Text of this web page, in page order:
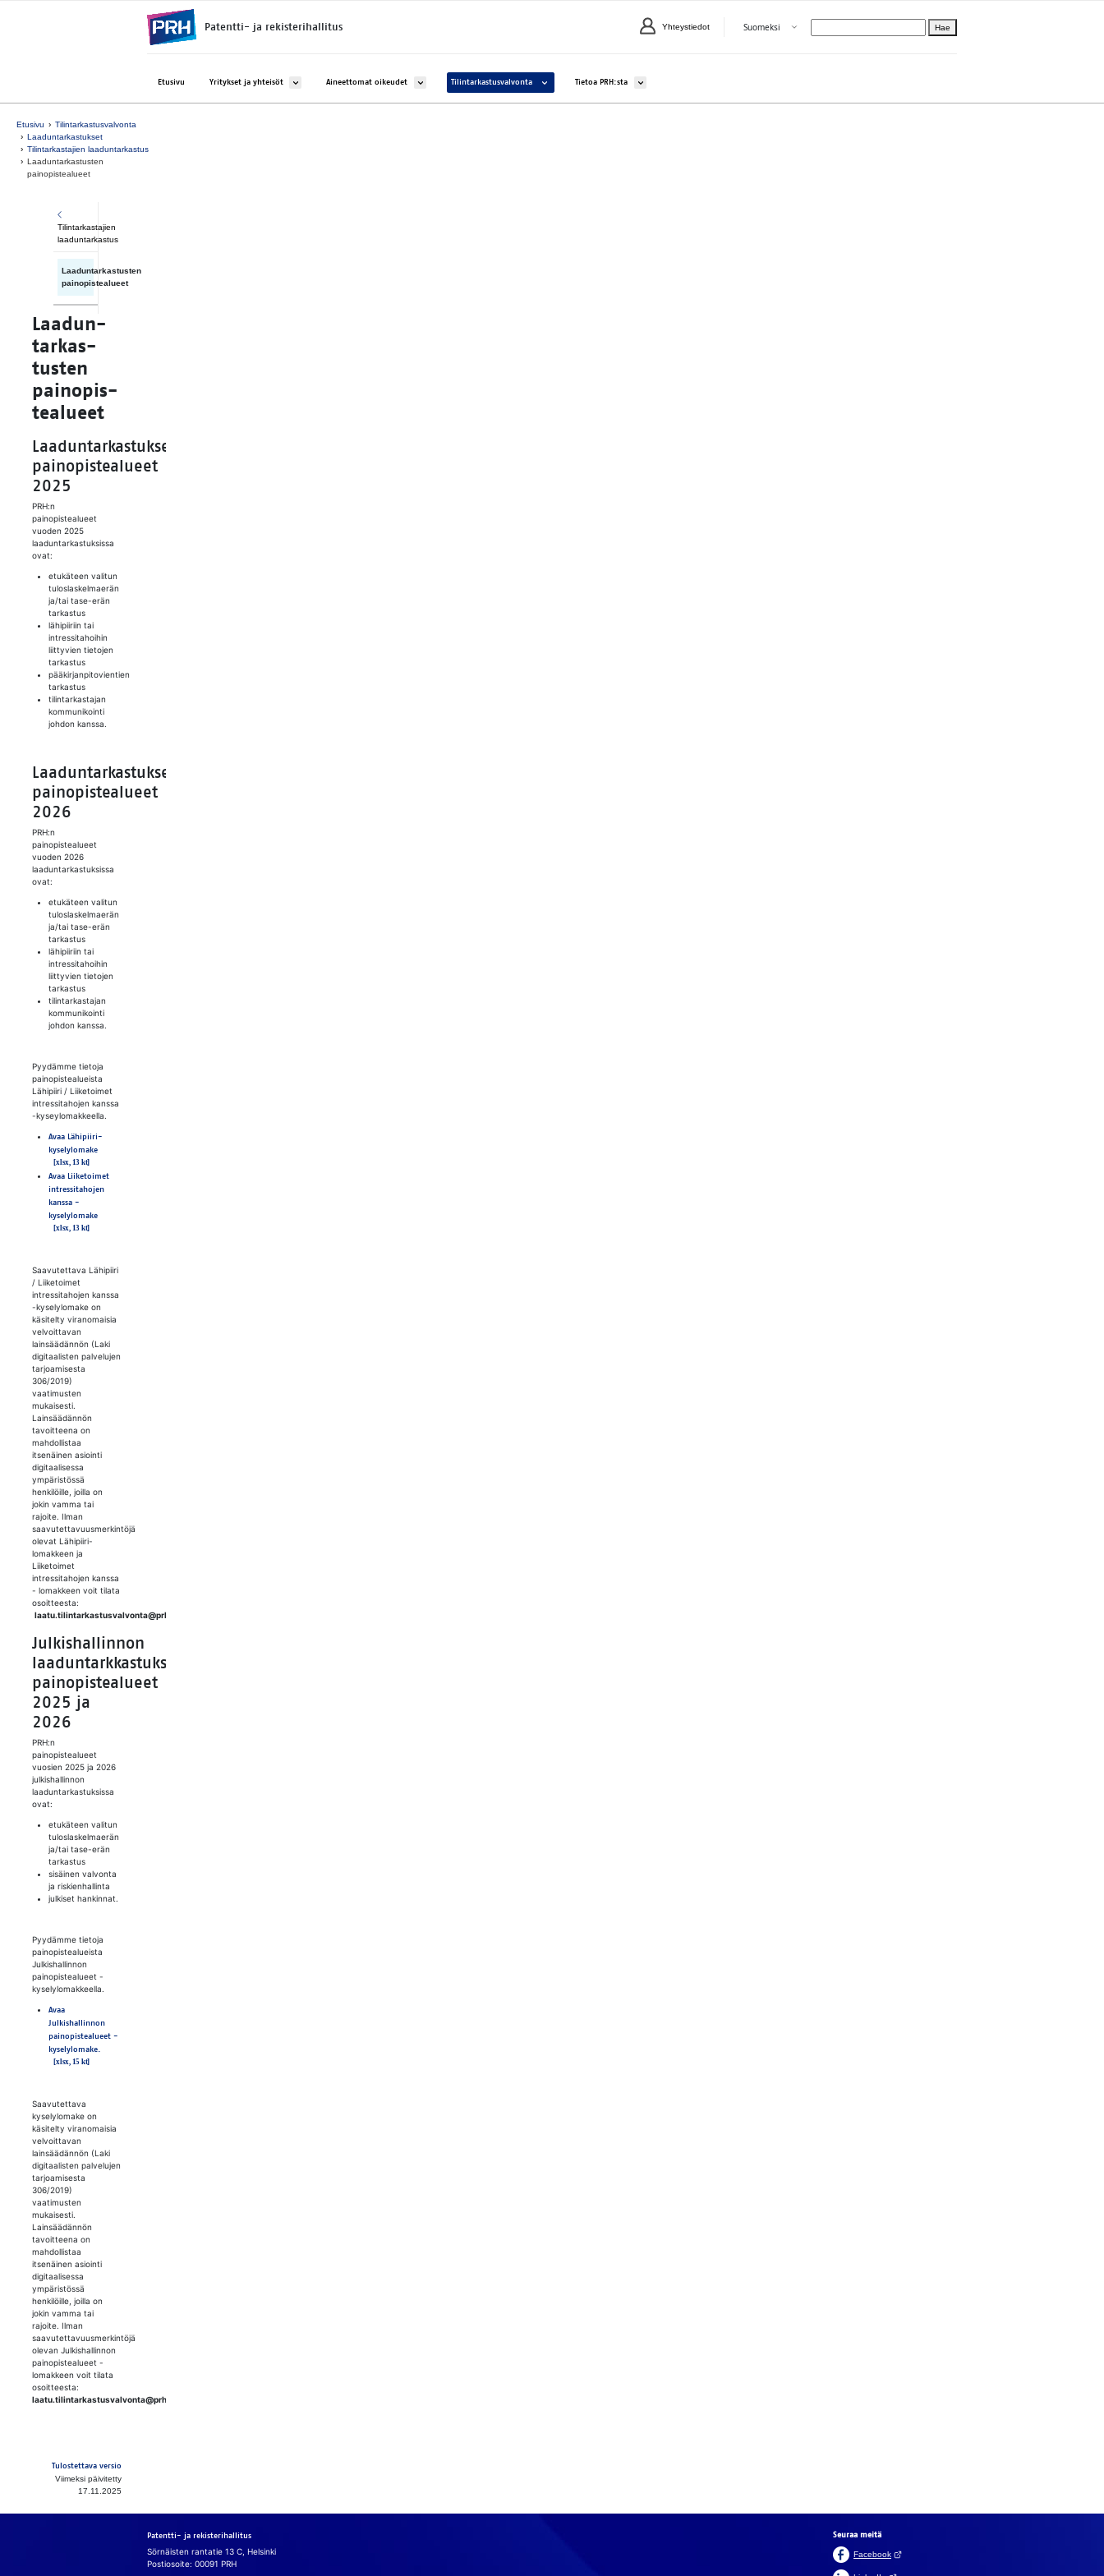
Patentti- ja rekisterihallitus Yhteystiedot Valitse kieli
Suomeksi Avaa valikko Hae
Etusivu Yritykset ja yhteisöt Avaa alavalikko kohteelle Yritykset ja yhteisöt
Aineettomat oikeudet Avaa alavalikko kohteelle Aineettomat oikeudet
Tilintarkastusvalvonta Avaa alavalikko kohteelle Tilintarkastusvalvonta
Tietoa PRH:sta Avaa alavalikko kohteelle Tietoa PRH:sta
Etusivu
Tilintarkastusvalvonta
Laaduntarkastukset
Tilintarkastajien laaduntarkastus
Laaduntarkastusten
painopistealueet
Laa­dun­
tar­kas­
tus­ten
pain­opis­
tea­lu­eet
Laaduntarkastuksen
painopistealueet
2025
PRH:n
painopistealueet
vuoden 2025
laaduntarkastuksissa
ovat:
etukäteen valitun
tuloslaskelmaerän
ja/tai tase-erän
tarkastus
lähipiiriin tai
intressitahoihin
liittyvien tietojen
tarkastus
pääkirjanpitovientien
tarkastus
tilintarkastajan
kommunikointi
johdon kanssa.
Laaduntarkastuksen
painopistealueet
2026
PRH:n
painopistealueet
vuoden 2026
laaduntarkastuksissa
ovat:
etukäteen valitun
tuloslaskelmaerän
ja/tai tase-erän
tarkastus
lähipiiriin tai
intressitahoihin
liittyvien tietojen
tarkastus
tilintarkastajan
kommunikointi
johdon kanssa.
Pyydämme tietoja
painopistealueista
Lähipiiri / Liiketoimet
intressitahojen kanssa
-kyseylomakkeella.
Avaa Lähipiiri-
kyselylomake
Avaa Liiketoimet
intressitahojen
kanssa -
kyselylomake
Saavutettava Lähipiiri
/ Liiketoimet
intressitahojen kanssa
-kyselylomake on
käsitelty viranomaisia
velvoittavan
lainsäädännön (Laki
digitaalisten palvelujen
tarjoamisesta
306/2019)
vaatimusten
mukaisesti.
Lainsäädännön
tavoitteena on
mahdollistaa
itsenäinen asiointi
digitaalisessa
ympäristössä
henkilöille, joilla on
jokin vamma tai
rajoite. Ilman
saavutettavuusmerkintöjä
olevat Lähipiiri-
lomakkeen ja
Liiketoimet
intressitahojen kanssa
- lomakkeen voit tilata
osoitteesta:
laatu.tilintarkastusvalvonta@prh.fi
Julkishallinnon
laaduntarkkastuksen
painopistealueet
2025 ja
2026
PRH:n
painopistealueet
vuosien 2025 ja 2026
julkishallinnon
laaduntarkastuksissa
ovat:
etukäteen valitun
tuloslaskelmaerän
ja/tai tase-erän
tarkastus
sisäinen valvonta
ja riskienhallinta
julkiset hankinnat.
Pyydämme tietoja
painopistealueista
Julkishallinnon
painopistealueet -
kyselylomakkeella.
Avaa
Julkishallinnon
painopistealueet -
kyselylomake.
Saavutettava
kyselylomake on
käsitelty viranomaisia
velvoittavan
lainsäädännön (Laki
digitaalisten palvelujen
tarjoamisesta
306/2019)
vaatimusten
mukaisesti.
Lainsäädännön
tavoitteena on
mahdollistaa
itsenäinen asiointi
digitaalisessa
ympäristössä
henkilöille, joilla on
jokin vamma tai
rajoite. Ilman
saavutettavuusmerkintöjä
olevan Julkishallinnon
painopistealueet -
lomakkeen voit tilata
osoitteesta:
laatu.tilintarkastusvalvonta@prh.fi
Tulostettava versio
Viimeksi päivitetty
17.11.2025
Tilintarkastajien
laaduntarkastus
Laaduntarkastusten
painopistealueet
Patentti- ja rekisterihallitus
Sörnäisten rantatie 13 C, Helsinki
Postiosoite: 00091 PRH
Seuraa meitä
Facebook(Avautuu uuteen välilehteen)